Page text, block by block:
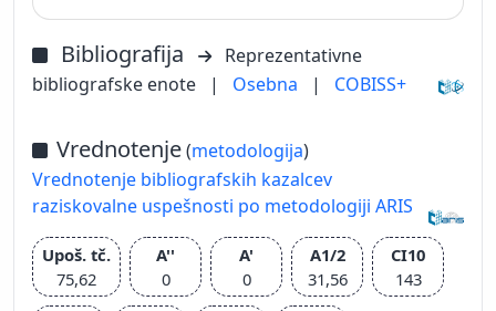
Bibliografija
Reprezentativne
bibliografske enote
| Osebna | COBISS+
Vrednotenje(metodologija)
Vrednotenje bibliografskih kazalcev
raziskovalne uspešnosti po metodologiji ARIS
Upoš. tč.
75,62
A''
0
A'
0
A1/2
31,56
CI10
143